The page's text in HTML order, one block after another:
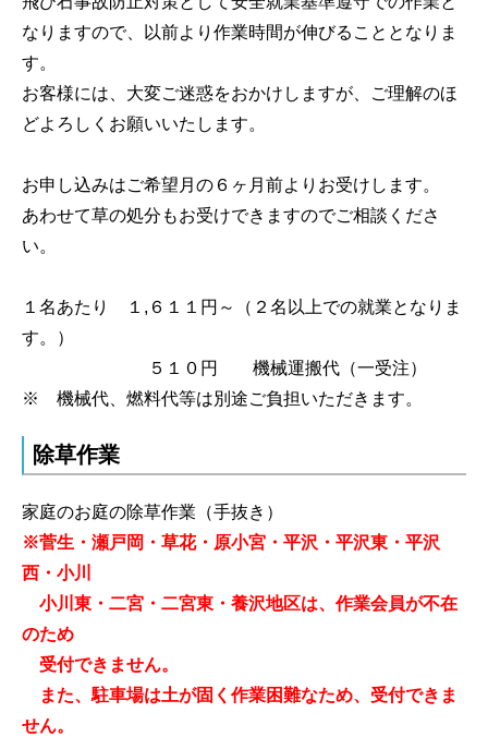
なりますので、
以前より作業時間が伸びることとなりま
す。
お客様には、大変ご迷惑をおかけしますが、ご理解のほ
どよろしくお願いいたします。
お申し込みはご希望月の６ヶ月前よりお受けします。
あわせて草の処分もお受けできますのでご相談くださ
い。
１名あたり １,６１１円～（２名以上での就業となりま
す。）
５１０円 機械運搬代（一受注）
※ 機械代、燃料代等は別途ご負担いただきます。
除草作業
家庭のお庭の除草作業（手抜き）
※菅生・瀬戸岡・草花・原小宮・平沢・平沢東・平沢
西・小川
小川東・二宮・二宮東・養沢地区は、作業会員が不在
のため
受付できません。
また、駐車場は土が固く作業困難なため、受付できま
せん。